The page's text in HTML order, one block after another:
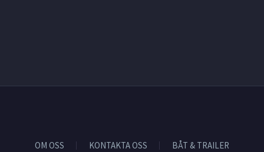
OM OSS KONTAKTA OSS BÅT & TRAILER